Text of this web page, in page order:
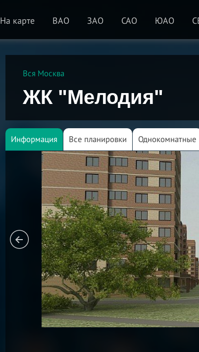
На карте ВАО ЗАО САО ЮАО
Вся Москва
ЖК "Мелодия"
Информация Все планировки Однокомнатные